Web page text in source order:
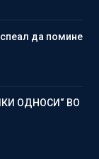
да помине
ОДНОСИ“ ВО